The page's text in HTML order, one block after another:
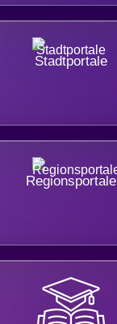
Stadtportale
Regionsportale